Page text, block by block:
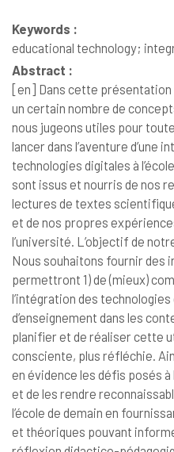
Keywords :
educational technology;
Abstract :
[en] Dans cette
un certain nombre de
nous jugeons utiles pour
lancer dans l’aventure d’une
technologies digitales à
sont issus et nourris de nos
lectures de textes
et de nos propres
l’université. L’objectif de
Nous souhaitons fournir des
permettront 1) de (mieux)
l’intégration des
d’enseignement dans les
planifier et de réaliser cette
consciente, plus réfléchie.
en évidence les défis posés à
et de les rendre
l’école de demain en
et théoriques pouvant